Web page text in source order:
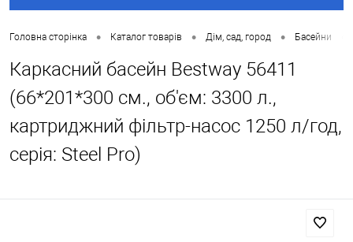
Головна сторінка • Каталог товарів • Дім, сад, город • Басейни
Каркасний басейн Bestway 56411
(66*201*300 см., об'єм: 3300 л.,
картриджний фільтр-насос 1250 л/год,
серія: Steel Pro)